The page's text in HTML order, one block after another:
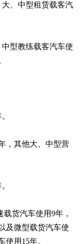
、中型租赁载客汽
型教练载客汽车使
，其他大、中型营
货汽车使用9年，
及微型载货汽车使
使用15年。